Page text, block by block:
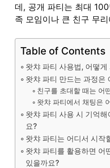
데, 공개 파티는 최대
족 모임이나 큰 친구 무
Table of Contents
왓챠 파티 사용법, 어떻
왓챠 파티 만드는 과정은
친구를 초대할 때는 어
왓챠 파티에서 채팅은
왓챠 파티 사용 시 기억
요?
왓챠 파티는 어디서 시작
왓챠 파티를 활용하면 어
있을까요?